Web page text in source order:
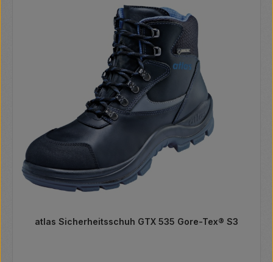
atlas Sicherheitsschuh GTX 535 Gore-Tex® S3